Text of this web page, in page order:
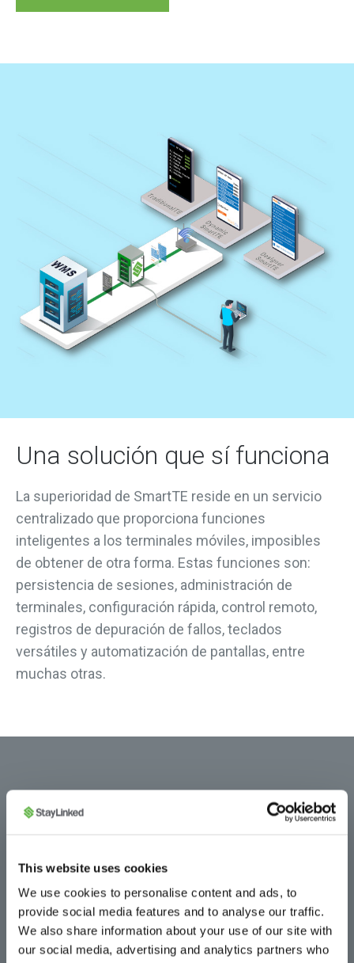
This website uses cookies
We use cookies to personalise content and ads, to
provide social media features and to analyse our traffic.
We also share information about your use of our site with
our social media, advertising and analytics partners who
Una solución que sí funciona
La superioridad de SmartTE reside en un servicio
centralizado que proporciona funciones
inteligentes a los terminales móviles, imposibles
de obtener de otra forma. Estas funciones son:
persistencia de sesiones, administración de
terminales, configuración rápida, control remoto,
registros de depuración de fallos, teclados
versátiles y automatización de pantallas, entre
muchas otras.
Persistencia de sesiones